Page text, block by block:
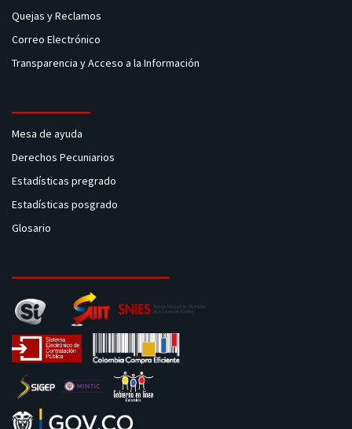
Quejas y Reclamos
Correo Electrónico
Transparencia y Acceso a la Información
Mesa de ayuda
Derechos Pecuniarios
Estadísticas pregrado
Estadísticas posgrado
Glosario